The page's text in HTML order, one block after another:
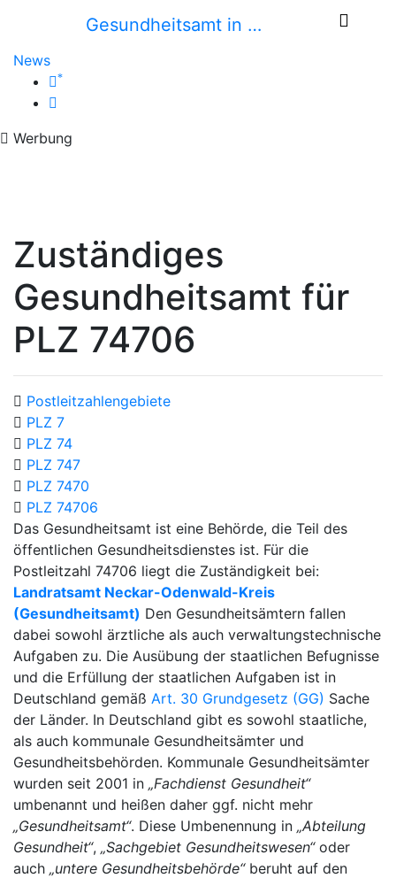
Gesundheitsamt in …
News
*
Werbung
Zuständiges
Gesundheitsamt für
PLZ 74706
Postleitzahlengebiete
PLZ 7
PLZ 74
PLZ 747
PLZ 7470
PLZ 74706
Das Gesundheitsamt ist eine Behörde, die Teil des
öffentlichen Gesundheitsdienstes ist. Für die
Postleitzahl 74706 liegt die Zuständigkeit bei:
Landratsamt Neckar-Odenwald-Kreis
(Gesundheitsamt) Den Gesundheitsämtern fallen
dabei sowohl ärztliche als auch verwaltungstechnische
Aufgaben zu. Die Ausübung der staatlichen Befugnisse
und die Erfüllung der staatlichen Aufgaben ist in
Deutschland gemäß Art. 30 Grundgesetz (GG) Sache
der Länder. In Deutschland gibt es sowohl staatliche,
als auch kommunale Gesundheitsämter und
Gesundheitsbehörden. Kommunale Gesundheitsämter
wurden seit 2001 in „Fachdienst Gesundheit“
umbenannt und heißen daher ggf. nicht mehr
„Gesundheitsamt“. Diese Umbenennung in „Abteilung
Gesundheit“, „Sachgebiet Gesundheitswesen“oder
auch „untere Gesundheitsbehörde“beruht auf den